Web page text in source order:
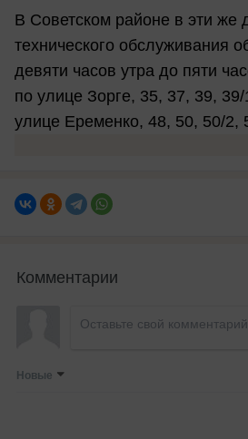
В Советском районе в эти же
технического обслуживания
девяти часов утра до пяти
по улице Зорге, 35, 37, 39,
улице Еременко, 48, 50, 50/2,
Комментарии
Новые